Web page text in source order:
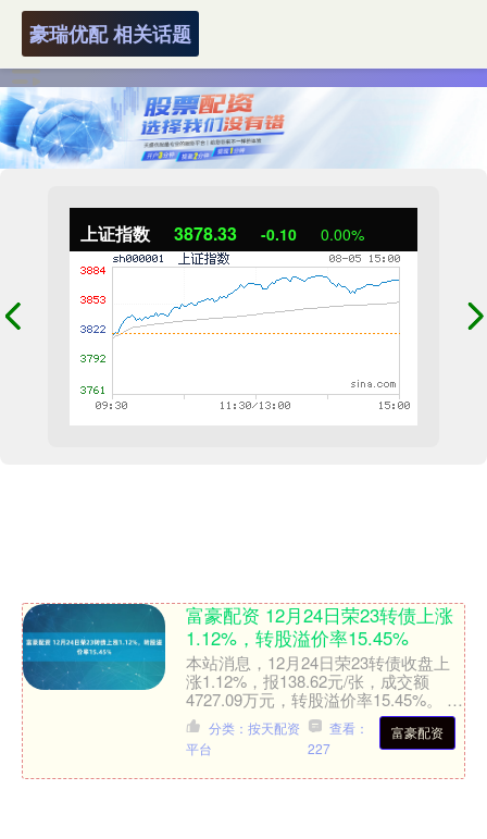
上证指数 3878.33 -0.10 0.00%
豪瑞优配 相关话题
富豪配资 12月24日荣23转债上涨
1.12%，转股溢价率15.45%
本站消息，12月24日荣23转债收盘上
涨1.12%，报138.62元/张，成交额
4727.09万元，转股溢价率15.45%。 资
料显示，荣23转债信用级别为“A....
富豪配资
分类：按天配资
平台
查看：
227